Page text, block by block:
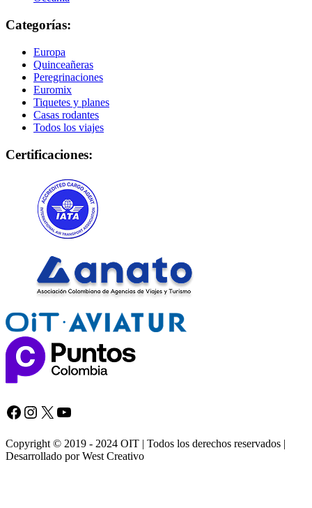
Categorías:
Europa
Quinceañeras
Peregrinaciones
Euromix
Tiquetes y planes
Casas rodantes
Todos los viajes
Certificaciones:
Facebook
Instagram
X YouTube
Copyright © 2019 - 2024 OIT | Todos los derechos reservados |
Desarrollado por West Creativo